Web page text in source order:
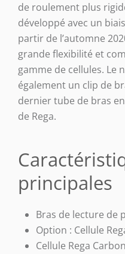
de roulement plus
développé avec un
partir de l’automne
grande flexibilité et
gamme de cellules. Le
également un clip de
dernier tube de bras
de Rega.
principales
Bras de lecture de
Option : Cellule
Cellule Rega